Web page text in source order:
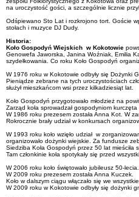
na uroczystość gości, a szczególnie licznie
Odśpiewano Sto Lat i rozkrojono tort. Goście
stołach i muzyce DJ Dudy.
Historia:
Koło Gospodyń Wiejskich w Kokotowie
Genowefa Jaworska, Janina Woźniak, Emilia
szydełkowania. Co roku Koło Gospodyń
W 1976 roku w Kokotowie odbyły się Dożynki
Pieniądze zebrane na tych uroczystościach
służył mieszkańcom wsi przez kilkadziesiąt lat.
Koło Gospodyń przygotowało młodzież na
Zarząd koła sprowadzał gospodyniom
W 1986 roku prezesem została Anna Kot. W
Rokrocznie brały udział w konkursach
W 1993 roku koło wzięło udział w
organizowało dożynki wiejskie. Za fundusze
Siedziba Koła Gospodyń przez 50 lat mieściła
Tam członkinie koła spotykały się przed
W 2006 roku koło świętowało jubileusz 50-lecia.
W 2009 roku prezesem została Anna Kuczek.
Koło w dalszym ciągu włączało się we
W 2009 roku w Kokotowie odbyły się dożynki